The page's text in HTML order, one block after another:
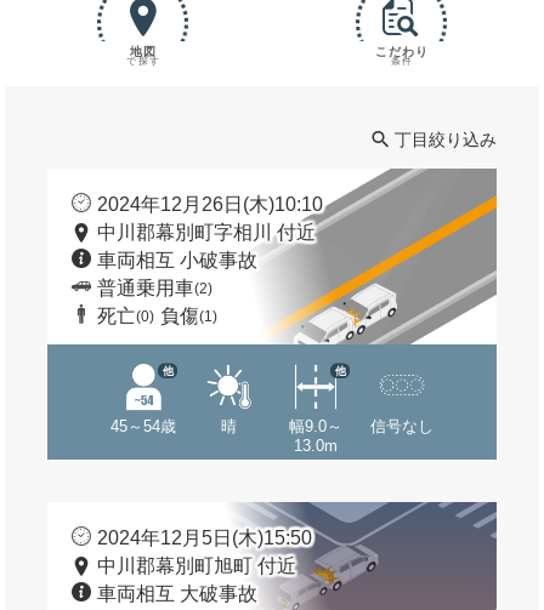
地図
で探す
こだわり
条件
丁目絞り込み
2024年12月26日(木)10:10
中川郡幕別町字相川 付近
車両相互 小破事故
普通乗用車(2)
死亡(0) 負傷(1)
45～54歳
他
晴
幅9.0～
13.0m
他
信号なし
2024年12月5日(木)15:50
中川郡幕別町旭町 付近
車両相互 大破事故